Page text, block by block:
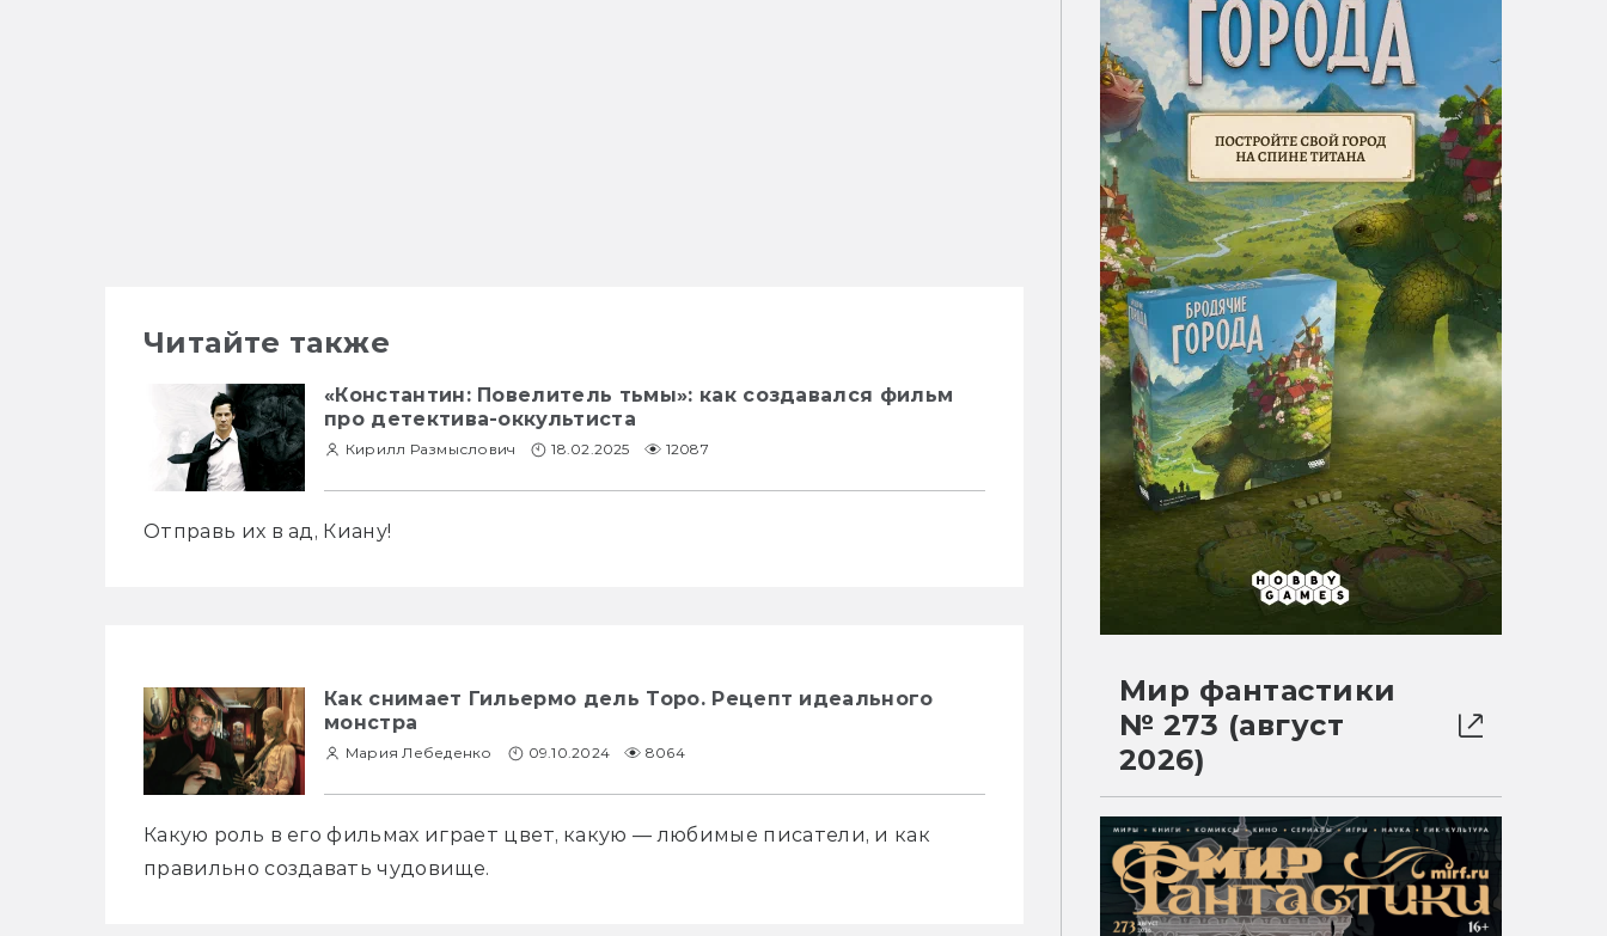
Читайте также
«Константин: Повелитель тьмы»: как создавался фильм
про детектива-оккультиста
Кирилл Размыслович 18.02.2025 12087
Отправь их в ад, Киану!
Как снимает Гильермо дель Торо. Рецепт идеального
монстра
Мария Лебеденко 09.10.2024 8064
Какую роль в его фильмах играет цвет, какую — любимые писатели, и как
правильно создавать чудовище.
Мир фантастики
№ 273 (август
2026)